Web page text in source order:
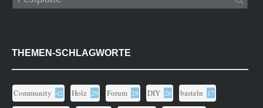
THEMEN-SCHLAGWORTE
Community 42 Holz 29 Forum 28 DIY 26 basteln 17